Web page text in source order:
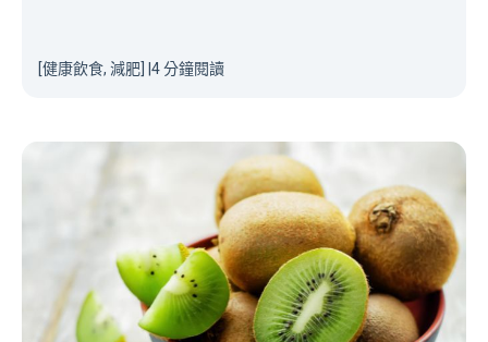
[健康飲食, 減肥] 4 分鐘閱讀